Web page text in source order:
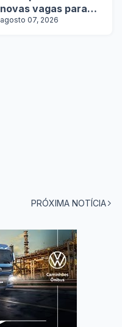
novas vagas para
motoristas
agosto 07, 2026
PRÓXIMA NOTÍCIA